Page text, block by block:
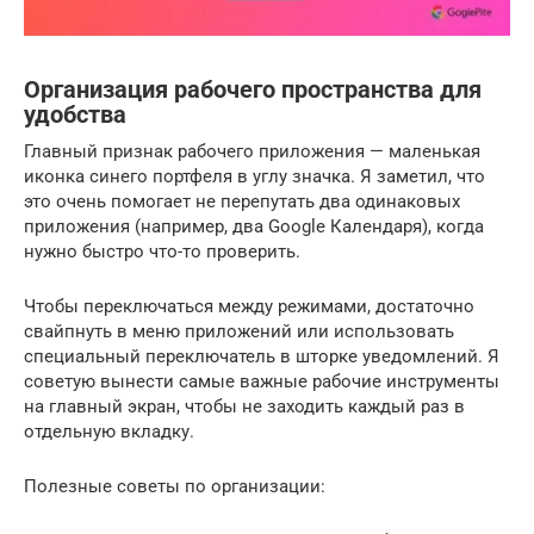
Организация рабочего пространства для
удобства
Главный признак рабочего приложения — маленькая
иконка синего портфеля в углу значка. Я заметил, что
это очень помогает не перепутать два одинаковых
приложения (например, два Google Календаря), когда
нужно быстро что-то проверить.
Чтобы переключаться между режимами, достаточно
свайпнуть в меню приложений или использовать
специальный переключатель в шторке уведомлений. Я
советую вынести самые важные рабочие инструменты
на главный экран, чтобы не заходить каждый раз в
отдельную вкладку.
Полезные советы по организации: